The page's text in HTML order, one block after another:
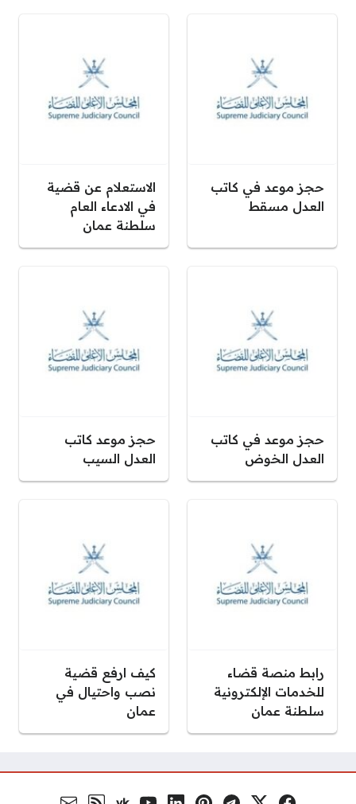
حجز موعد في كاتب
العدل مسقط
الاستعلام عن قضية
في الادعاء العام
سلطنة عمان
حجز موعد في كاتب
العدل الخوض
حجز موعد كاتب
العدل السيب
رابط منصة قضاء
للخدمات الإلكترونية
سلطنة عمان
كيف ارفع قضية
نصب واحتيال في
عمان